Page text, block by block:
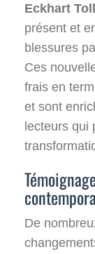
Eckhart
présent et
blessures
Ces
frais en
et sont
lecteurs qui
De